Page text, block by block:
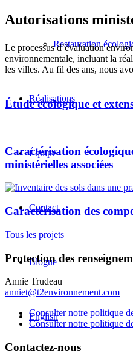
Restauration
Réalisations
Équipe
Contact
Blogue
English
Autorisations
Le processus d’évaluation
environnementale, incluant la
les villes. Au fil des ans, nous
Étude écologique et
Caractérisation
ministérielles associées
Caractérisation des
Tous les projets
Protection des
Annie Trudeau
anniet@t2environnement.com
Consulter notre politique
Consulter notre politique
Contactez-nous